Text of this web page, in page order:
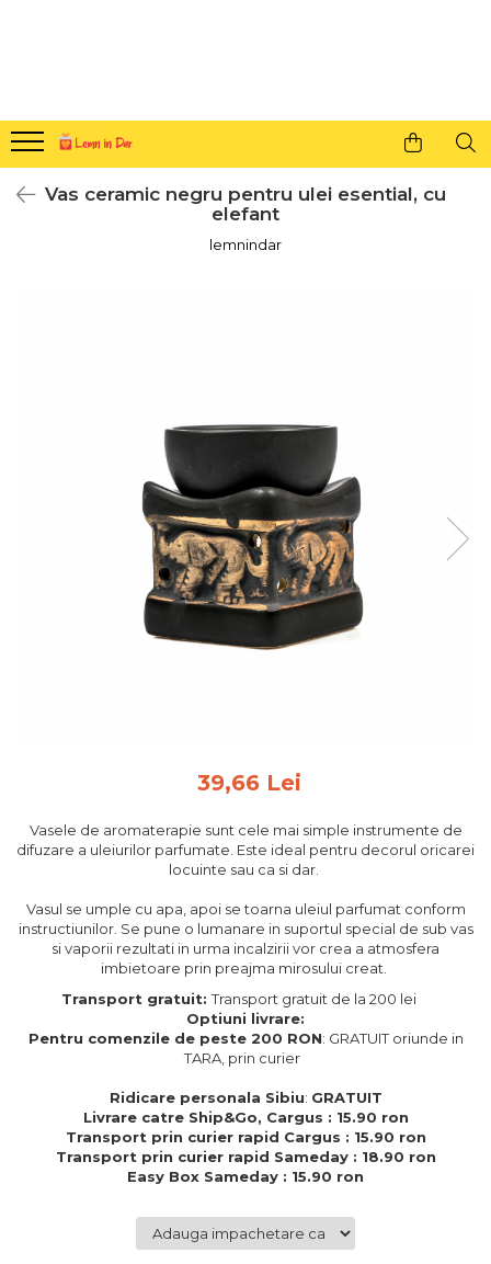
Agende din lemn
Agende 10x10
Semne de carte
Tablouri personalizate
Diplome si Plachete
Aromaterapie
Decoratiuni pentru casa
Genti si portofele barbati din
piele naturala
Cadouri de Paste
Produse personalizate pentru
Cadouri personalizate pentru
cei dragi
Cadouri pentru profesori
Cadouri pentru EL
Vas ceramic negru pentru ulei esential, cu
elefant
lemnindar
39,66 Lei
Vasele de aromaterapie sunt cele mai simple instrumente de
difuzare a uleiurilor parfumate. Este ideal pentru decorul oricarei
locuinte sau ca si dar.
Vasul se umple cu apa, apoi se toarna uleiul parfumat conform
instructiunilor. Se pune o lumanare in suportul special de sub vas
si vaporii rezultati in urma incalzirii vor crea a atmosfera
imbietoare prin preajma mirosului creat.
Transport gratuit:Transport gratuit de la 200 lei
Optiuni livrare:
Pentru comenzile de peste 200 RON: GRATUIT oriunde in
TARA, prin curier
Ridicare personala Sibiu: GRATUIT
Livrare catre Ship&Go, Cargus : 15.90 ron
Transport prin curier rapid Cargus : 15.90 ron
Transport prin curier rapid Sameday : 18.90 ron
Easy Box Sameday : 15.90 ron